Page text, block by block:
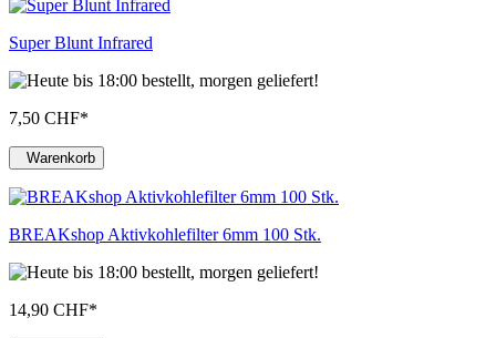
Super Blunt Infrared
7,50 CHF*
Warenkorb
BREAKshop Aktivkohlefilter 6mm 100 Stk.
14,90 CHF*